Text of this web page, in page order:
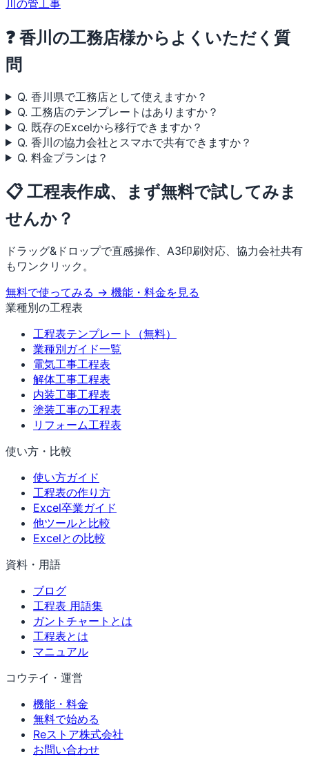
川の管工事
❓ 香川の工務店様からよくいただく質
問
Q. 香川県で工務店として使えますか？
Q. 工務店のテンプレートはありますか？
Q. 既存のExcelから移行できますか？
Q. 香川の協力会社とスマホで共有できますか？
Q. 料金プランは？
📋 工程表作成、まず無料で試してみま
せんか？
ドラッグ&ドロップで直感操作、A3印刷対応、協力会社共有
もワンクリック。
無料で使ってみる → 機能・料金を見る
業種別の工程表
工程表テンプレート（無料）
業種別ガイド一覧
電気工事工程表
解体工事工程表
内装工事工程表
塗装工事の工程表
リフォーム工程表
使い方・比較
使い方ガイド
工程表の作り方
Excel卒業ガイド
他ツールと比較
Excelとの比較
資料・用語
ブログ
工程表 用語集
ガントチャートとは
工程表とは
マニュアル
コウテイ・運営
機能・料金
無料で始める
Reストア株式会社
お問い合わせ